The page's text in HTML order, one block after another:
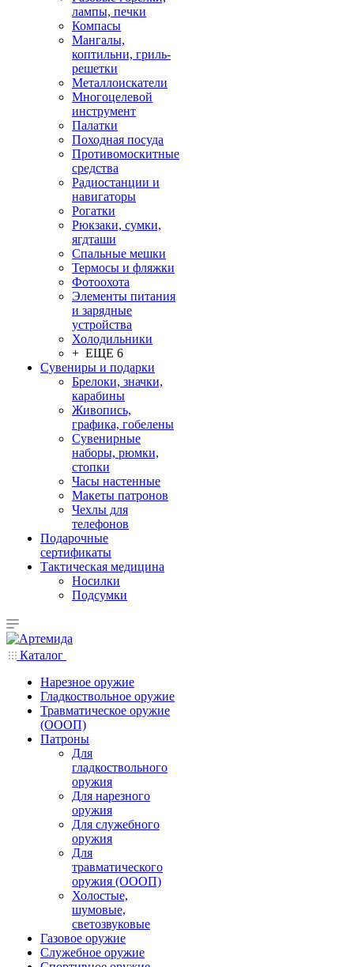
лампы, печки
Компасы
Мангалы,
коптильни, гриль-
решетки
Металлоискатели
Многоцелевой
инструмент
Палатки
Походная посуда
Противомоскитные
средства
Радиостанции и
навигаторы
Рогатки
Рюкзаки, сумки,
ягдташи
Спальные мешки
Термосы и фляжки
Фотоохота
Элементы питания
и зарядные
устройства
Холодильники
+ ЕЩЕ 6
Сувениры и подарки
Брелоки, значки,
карабины
Живопись,
графика, гобелены
Сувенирные
наборы, рюмки,
стопки
Часы настенные
Макеты патронов
Чехлы для
телефонов
Подарочные
сертификаты
Тактическая медицина
Носилки
Подсумки
Каталог
Нарезное оружие
Гладкоствольное оружие
Травматическое оружие
(ОООП)
Патроны
Для
гладкоствольного
оружия
Для нарезного
оружия
Для служебного
оружия
Для
травматического
оружия (ОООП)
Холостые,
шумовые,
светозвуковые
Газовое оружие
Служебное оружие